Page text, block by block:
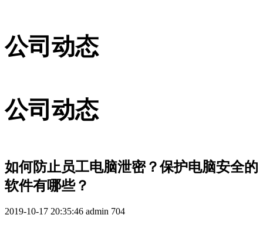
公司动态
公司动态
如何防止员工电脑泄密？保护电脑安全的
软件有哪些？
2019-10-17 20:35:46 admin 704